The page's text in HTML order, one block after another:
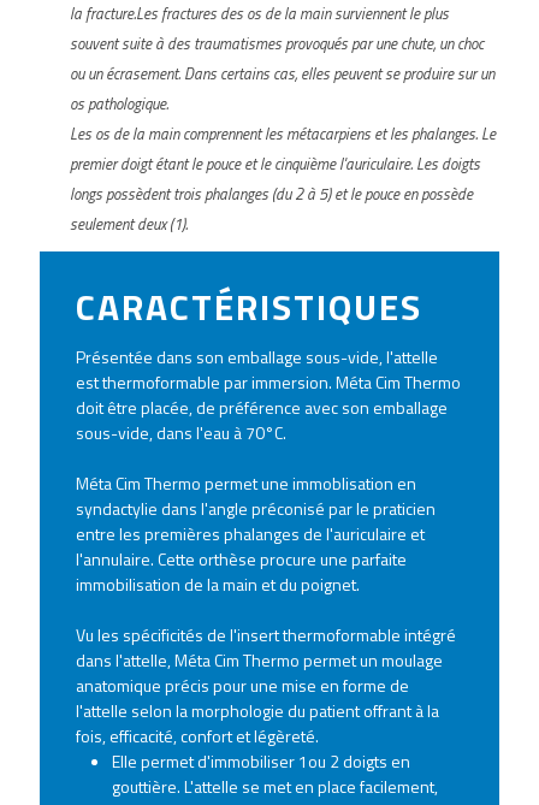
la fracture.Les fractures des os de la main surviennent le plus
souvent suite à des traumatismes provoqués par une chute, un choc
ou un écrasement. Dans certains cas, elles peuvent se produire sur un
os pathologique.
Les os de la main comprennent les métacarpiens et les phalanges. Le
premier doigt étant le pouce et le cinquième l'auriculaire. Les doigts
longs possèdent trois phalanges (du 2 à 5) et le pouce en possède
seulement deux (1).
CARACTÉRISTIQUES
Présentée dans son emballage sous-vide, l'attelle
est thermoformable par immersion. Méta Cim Thermo
doit être placée, de préférence avec son emballage
sous-vide, dans l'eau à 70°C.
Méta Cim Thermo permet une immoblisation en
syndactylie dans l'angle préconisé par le praticien
entre les premières phalanges de l'auriculaire et
l'annulaire. Cette orthèse procure une parfaite
immobilisation de la main et du poignet.
Vu les spécificités de l'insert thermoformable intégré
dans l'attelle, Méta Cim Thermo permet un moulage
anatomique précis pour une mise en forme de
l'attelle selon la morphologie du patient offrant à la
fois, efficacité, confort et légèreté.
Elle permet d'immobiliser 1ou 2 doigts en
gouttière. L'attelle se met en place facilement,